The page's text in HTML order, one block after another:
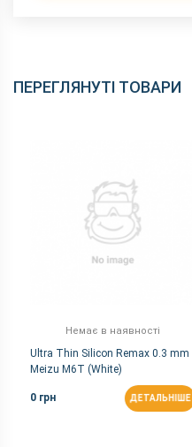
ПЕРЕГЛЯНУТІ ТОВАРИ
Немає в наявності
Ultra Thin Silicon Remax 0.3 mm
Meizu M6T (White)
0 грн ДЕТАЛЬНІШЕ